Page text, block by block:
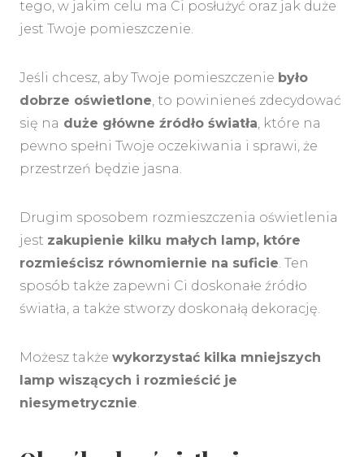
tego, w jakim celu ma Ci posłużyć oraz jak duże
jest Twoje pomieszczenie.
Jeśli chcesz, aby Twoje pomieszczenie było
dobrze oświetlone , to powinieneś zdecydować
się na duże główne źródło światła , które na
pewno spełni Twoje oczekiwania i sprawi, że
przestrzeń będzie jasna.
Drugim sposobem rozmieszczenia oświetlenia
jest zakupienie kilku małych lamp, które
rozmieścisz równomiernie na suficie . Ten
sposób także zapewni Ci doskonałe źródło
światła, a także stworzy doskonałą dekorację.
Możesz także wykorzystać kilka mniejszych
lamp wiszących i rozmieścić je
niesymetrycznie